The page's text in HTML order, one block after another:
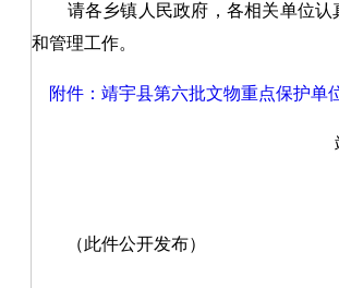
请各乡镇人民政府，各相关单位认
和管理工作。
附件：靖宇县第六批文物重点保护单
靖
（此件公开发布）